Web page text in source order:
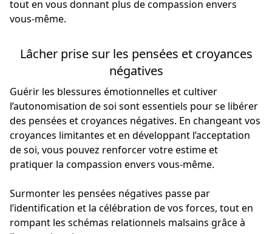
tout en vous donnant plus de compassion envers
vous-même.
Lâcher prise sur les pensées et croyances
négatives
Guérir les blessures émotionnelles et cultiver
l’autonomisation de soi sont essentiels pour se libérer
des pensées et croyances négatives. En changeant vos
croyances limitantes et en développant l’acceptation
de soi, vous pouvez renforcer votre estime et
pratiquer la compassion envers vous-même.
Surmonter les pensées négatives passe par
l’identification et la célébration de vos forces, tout en
rompant les schémas relationnels malsains grâce à